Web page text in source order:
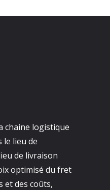
chaine logistique
le lieu de
de livraison
optimisé du fret
et des coûts,